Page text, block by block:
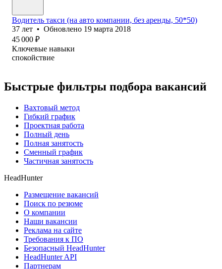
Водитель такси (на авто компании, без аренды, 50*50)
37 лет • Обновлено 19 марта 2018
45 000 ₽
Ключевые навыки
спокойствие
Быстрые фильтры подбора вакансий
Вахтовый метод
Гибкий график
Проектная работа
Полный день
Полная занятость
Сменный график
Частичная занятость
HeadHunter
Размещение вакансий
Поиск по резюме
О компании
Наши вакансии
Реклама на сайте
Требования к ПО
Безопасный HeadHunter
HeadHunter API
Партнерам